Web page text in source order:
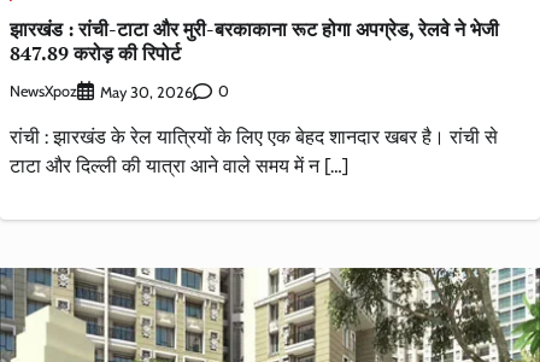
झारखंड : रांची-टाटा और मुरी-बरकाकाना रूट होगा अपग्रेड, रेलवे ने भेजी
847.89 करोड़ की रिपोर्ट
NewsXpoz May 30, 2026 0
रांची : झारखंड के रेल यात्रियों के लिए एक बेहद शानदार खबर है। रांची से
टाटा और दिल्ली की यात्रा आने वाले समय में न […]